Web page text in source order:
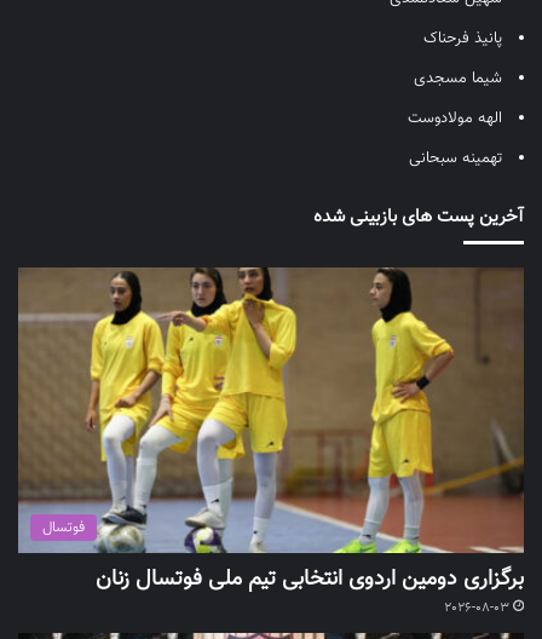
پانیذ فرحناک
شیما مسجدی
الهه مولادوست
تهمینه سبحانی
آخرین پست های بازبینی شده
فوتسال
برگزاری دومین اردوی انتخابی تیم ملی فوتسال زنان
2026-08-03